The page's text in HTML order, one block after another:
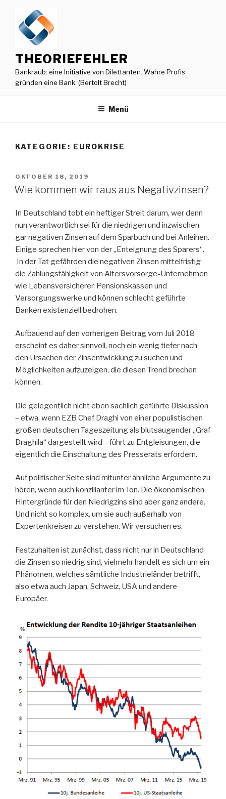
springen
THEORIEFEHLER
Bankraub: eine Initiative von Dilettanten. Wahre Profis
gründen eine Bank. (Bertolt Brecht)
Menü
KATEGORIE: EUROKRISE
VERÖFFENTLICHT
AM
OKTOBER 18, 2019
Wie kommen wir raus aus Negativzinsen?
In Deutschland tobt ein heftiger Streit darum, wer denn
nun verantwortlich sei für die niedrigen und inzwischen
gar negativen Zinsen auf dem Sparbuch und bei Anleihen.
Einige sprechen hier von der „Enteignung des Sparers“.
In der Tat gefährden die negativen Zinsen mittelfristig
die Zahlungsfähigkeit von Altersvorsorge-Unternehmen
wie Lebensversicherer, Pensionskassen und
Versorgungswerke und können schlecht geführte
Banken existenziell bedrohen.
Aufbauend auf den vorherigen Beitrag vom Juli 2018
erscheint es daher sinnvoll, noch ein wenig tiefer nach
den Ursachen der Zinsentwicklung zu suchen und
Möglichkeiten aufzuzeigen, die diesen Trend brechen
können.
Die gelegentlich nicht eben sachlich geführte Diskussion
– etwa, wenn EZB Chef Draghi von einer populistischen
großen deutschen Tageszeitung als blutsaugender „Graf
Draghila“ dargestellt wird – führt zu Entgleisungen, die
eigentlich die Einschaltung des Presserats erfordern.
Auf politischer Seite sind mitunter ähnliche Argumente zu
hören, wenn auch konzilianter im Ton. Die ökonomischen
Hintergründe für den Niedrigzins sind aber ganz andere.
Und nicht so komplex, um sie auch außerhalb von
Expertenkreisen zu verstehen. Wir versuchen es.
Festzuhalten ist zunächst, dass nicht nur in Deutschland
die Zinsen so niedrig sind, vielmehr handelt es sich um ein
Phänomen, welches sämtliche Industrieländer betrifft,
also etwa auch Japan, Schweiz, USA und andere
Europäer.